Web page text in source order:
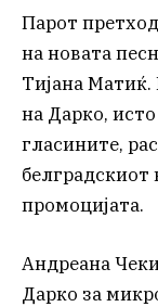
Парот
на новата
Тијана Матиќ.
на Дарко,
гласините,
промоцијата.
Андреана
Дарко за